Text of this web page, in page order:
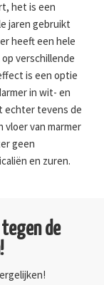
het is een
jaren gebruikt
heeft een hele
verschillende
is een optie
in wit- en
echter tevens de
vloer van marmer
geen
en zuren.
de